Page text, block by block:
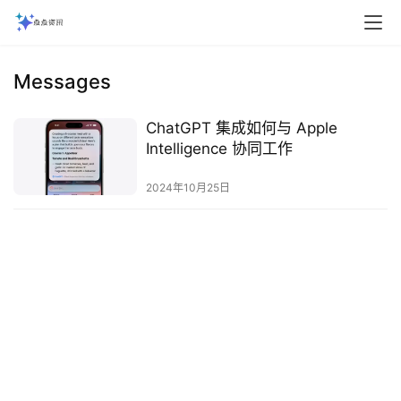
Messages
ChatGPT 集成如何与 Apple
Intelligence 协同工作
2024年10月25日